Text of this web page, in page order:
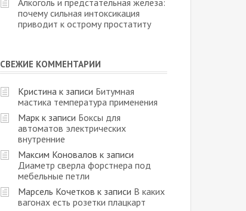
Алкоголь и предстательная железа:
почему сильная интоксикация
приводит к острому простатиту
СВЕЖИЕ КОММЕНТАРИИ
Кристина к записи Битумная
мастика температура применения
Марк к записи Боксы для
автоматов электрических
внутренние
Максим Коновалов к записи
Диаметр сверла форстнера под
мебельные петли
Марсель Кочетков к записи В каких
вагонах есть розетки плацкарт